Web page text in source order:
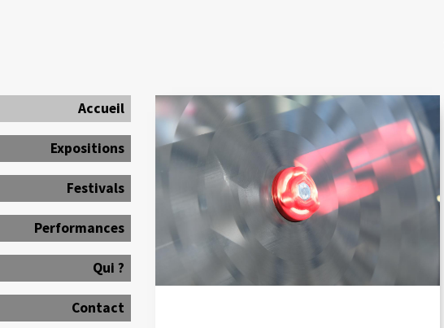
Accueil
Expositions
Festivals
Performances
Qui ?
Contact